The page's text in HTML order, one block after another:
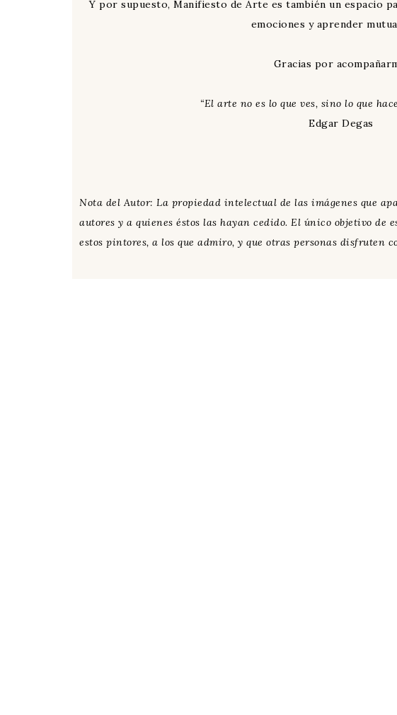
Y por supuesto, Manifiesto de Arte es también un espacio
emociones y aprender
Gracias por
“El arte no es lo que ves, sino lo que
Edgar Degas
Nota del Autor: La propiedad intelectual de las imágenes que
autores y a quienes éstos las hayan cedido. El único objetivo de
estos pintores, a los que admiro, y que otras personas disfruten